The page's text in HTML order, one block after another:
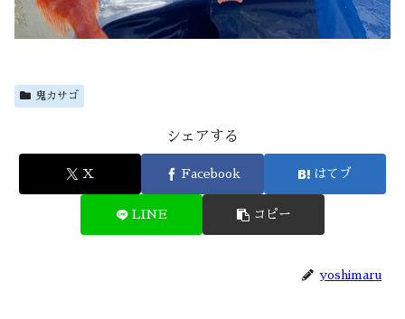
鬼カサゴ
シェアする
X Facebook はてブ
LINE コピー
yoshimaru